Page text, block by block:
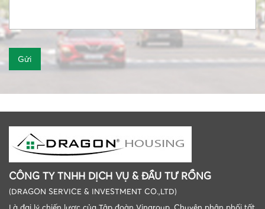
CÔNG TY TNHH DỊCH VỤ & ĐẦU TƯ RỒNG
(DRAGON SERVICE & INVESTMENT CO.,LTD)